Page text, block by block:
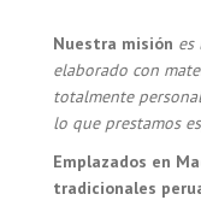
Nuestra misión es
elaborado con
totalmente
lo que prestamos
Emplazados en
tradicionales